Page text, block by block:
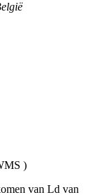
)
van Ld van